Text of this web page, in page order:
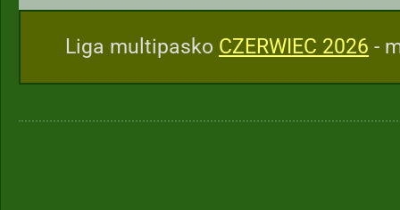
Liga multipasko CZERWIEC 2026 -